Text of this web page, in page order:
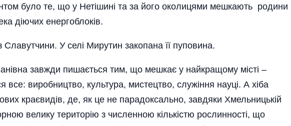
було те, що у Нетішині та за його околицями мешкають родини
діючих енергоблоків.
У селі Мирутин закопана її пуповина.
завжди пишається тим, що мешкає у найкращому місті –
все: виробництво, культура, мистецтво, служіння науці. А хіба
краєвидів, де, як це не парадоксально, завдяки Хмельницькій
велику територію з численною кількістю рослинності, що